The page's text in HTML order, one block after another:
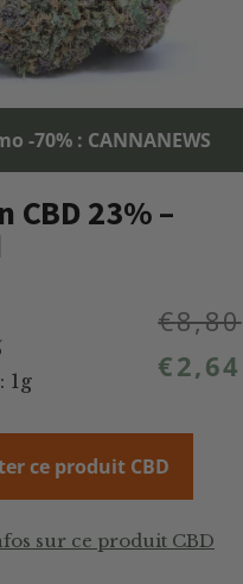
-70% : CANNANEWS
CBD 23% –
1g
€8,80
€2,64
ce produit CBD
sur ce produit CBD